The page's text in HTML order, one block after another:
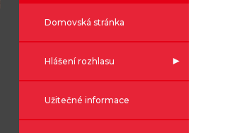
Domovská stránka
Hlášení rozhlasu
Užitečné informace